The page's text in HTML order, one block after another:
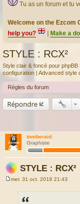
Tu as un forum et tu
Welcome on the Ezcom
help you?
Make a
STYLE : RCX²
Style clair & foncé pour
configuration | Advanced style
Règles du forum
Répondre
tomberaid
Graphiste
STYLE : RCX²
mer. 31 oct. 2018 21:43